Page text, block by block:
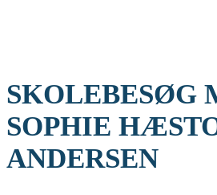
SKOLEBESØG
SOPHIE
ANDERSEN